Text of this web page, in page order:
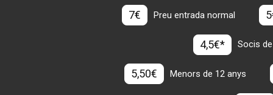
7€ Preu entrada normal
4,5€* Socis
5,50€ Menors de 12 anys